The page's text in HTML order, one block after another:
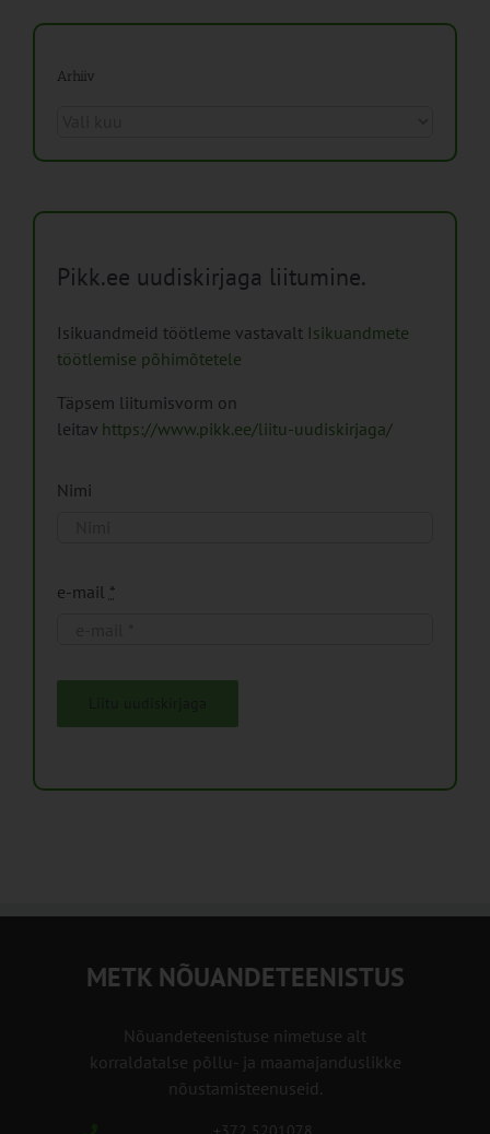
Arhiiv
Pikk.ee uudiskirjaga liitumine.
Isikuandmeid töötleme vastavalt Isikuandmete
töötlemise põhimõtetele
Täpsem liitumisvorm on
leitav https://www.pikk.ee/liitu-uudiskirjaga/
Nimi
e-mail *
METK NÕUANDETEENISTUS
Nõuandeteenistuse nimetuse alt
korraldatalse põllu- ja maamajanduslikke
nõustamisteenuseid.